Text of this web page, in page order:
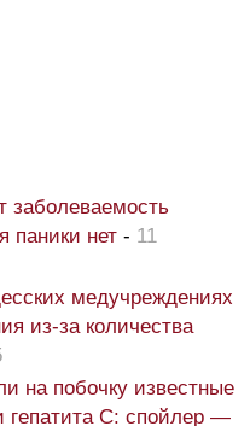
заболеваемость
паники нет - 11
медучреждениях
из-за количества
на побочку известные
гепатита С: спойлер —